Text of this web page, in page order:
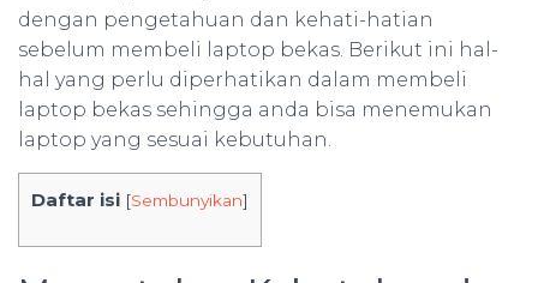
dengan pengetahuan dan kehati-hatian
sebelum membeli laptop bekas. Berikut ini hal-
hal yang perlu diperhatikan dalam membeli
laptop bekas sehingga anda bisa menemukan
laptop yang sesuai kebutuhan.
Daftar isi [Sembunyikan]